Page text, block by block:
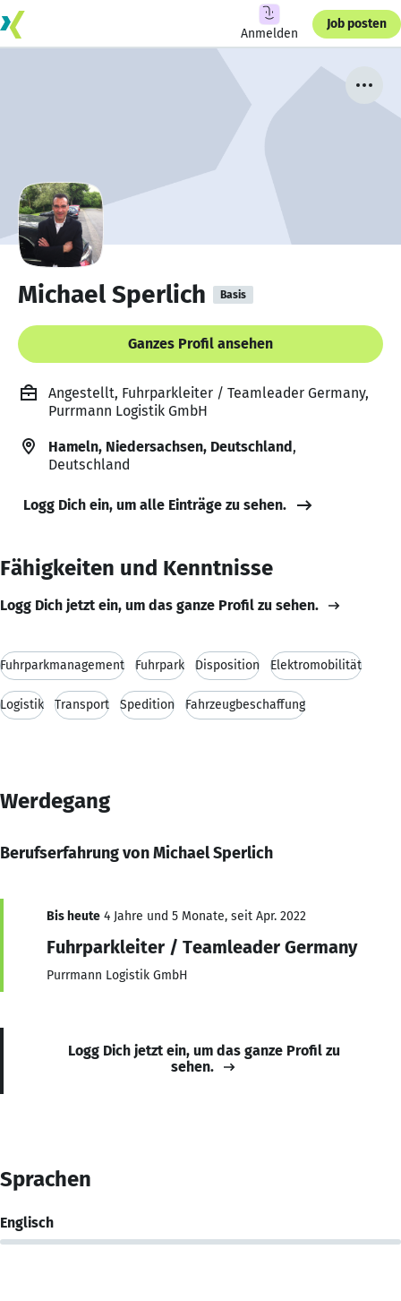
Anmelden
Job posten
Michael Sperlich Basis
Ganzes Profil ansehen
Angestellt, Fuhrparkleiter / Teamleader Germany,
Purrmann Logistik GmbH
Hameln, Niedersachsen, Deutschland,
Deutschland
Logg Dich ein, um alle Einträge zu sehen.
Fähigkeiten und Kenntnisse
Logg Dich jetzt ein, um das ganze Profil zu sehen.
Fuhrparkmanagement Fuhrpark Disposition Elektromobilität
Logistik Transport Spedition Fahrzeugbeschaffung
Werdegang
Berufserfahrung von Michael Sperlich
Bis heute 4 Jahre und 5 Monate, seit Apr. 2022
Fuhrparkleiter / Teamleader Germany
Purrmann Logistik GmbH
Logg Dich jetzt ein, um das ganze Profil zu
sehen.
Sprachen
Englisch